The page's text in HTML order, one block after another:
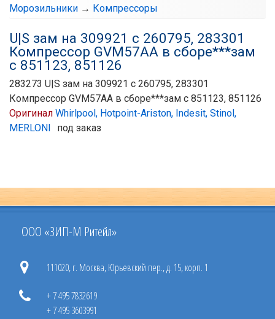
Морозильники → Компрессоры
U|S зам на 309921 с 260795, 283301
Компрессор GVM57AA в сборе***зам
с 851123, 851126
283273 U|S зам на 309921 с 260795, 283301
Компрессор GVM57AA в сборе***зам с 851123, 851126
Оригинал Whirlpool, Hotpoint-Ariston, Indesit, Stinol,
MERLONI
под заказ
ООО «ЗИП-М Ритейл»
111020, г. Москва, Юрьевский пер., д. 15, корп. 1
+ 7 495 7832619
+ 7 495 3603991